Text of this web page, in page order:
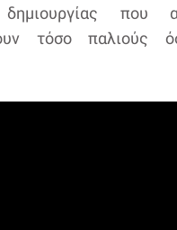
δημιουργίας που
τόσο παλιούς